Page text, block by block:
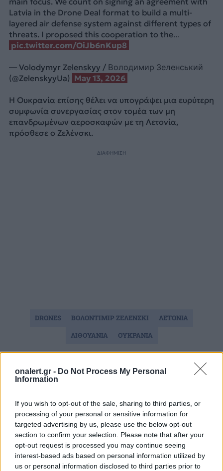
onalert.gr - Do Not Process My Personal
Information
If you wish to opt-out of the sale, sharing to third parties, or
processing of your personal or sensitive information for
targeted advertising by us, please use the below opt-out
section to confirm your selection. Please note that after your
opt-out request is processed you may continue seeing
interest-based ads based on personal information utilized by
us or personal information disclosed to third parties prior to
Διάβασε επίσης
Latvia in the Drone Deal format to build a multi-
layered air defense system against different types of
threats. I proposed this cooperation to the…
pic.twitter.com/OiJb6nKup8
— Volodymyr Zelenskyy / Володимир Зеленський
(@ZelenskyyUa) May 13, 2026
Η Ουκρανία επίσης θέλει να υπογράψει μια ευρύτερη
συμφωνία συνεργασίας στον τομέα των μη
επανδρωμένων αεροσκαφών με τη Λετονία,
πρόσθεσε ο Ζελένσκι.
ΔΙΑΦΗΜΙΣΗ
Ακολουθήστε το onalert.gr στοGoogle
News
DRONES ΒΟΛΟΝΤΙΜΙΡ ΖΕΛΕΝΣΚΙ
ΛΕΤΟΝΙΑ
ΛΙΘΟΥΑΝΙΑ
ΟΥΚΡΑΝΙΑ